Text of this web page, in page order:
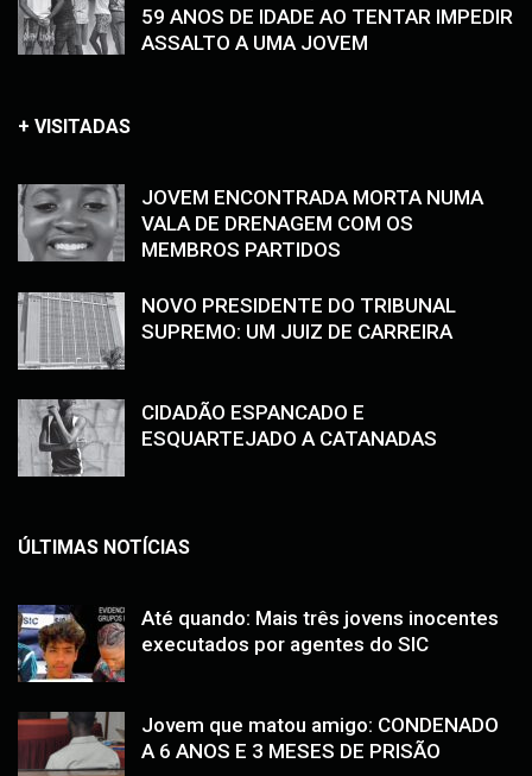
59 ANOS DE IDADE AO TENTAR IMPEDIR
ASSALTO A UMA JOVEM
+ VISITADAS
JOVEM ENCONTRADA MORTA NUMA
VALA DE DRENAGEM COM OS
MEMBROS PARTIDOS
NOVO PRESIDENTE DO TRIBUNAL
SUPREMO: UM JUIZ DE CARREIRA
CIDADÃO ESPANCADO E
ESQUARTEJADO A CATANADAS
ÚLTIMAS NOTÍCIAS
Até quando: Mais três jovens inocentes
executados por agentes do SIC
Jovem que matou amigo: CONDENADO
A 6 ANOS E 3 MESES DE PRISÃO